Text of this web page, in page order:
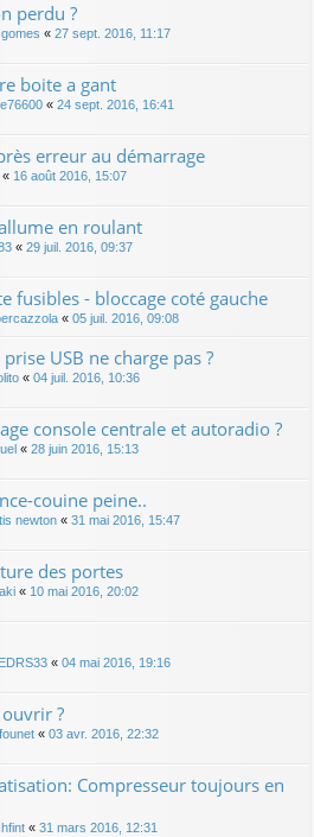
perdu ?
« 27 sept. 2016, 11:17
boite a gant
« 24 sept. 2016, 16:41
erreur au démarrage
« 16 août 2016, 15:07
en roulant
« 29 juil. 2016, 09:37
fusibles - bloccage coté gauche
« 05 juil. 2016, 09:08
USB ne charge pas ?
« 04 juil. 2016, 10:36
console centrale et autoradio ?
« 28 juin 2016, 15:13
couine peine..
newton « 31 mai 2016, 15:47
des portes
« 10 mai 2016, 20:02
« 04 mai 2016, 19:16
?
« 03 avr. 2016, 22:32
Compresseur toujours en
« 31 mars 2016, 12:31